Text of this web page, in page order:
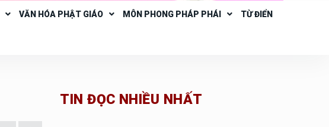
VĂN HÓA PHẬT GIÁO MÔN PHONG PHÁP PHÁI TỪ ĐIỂN
TIN ĐỌC NHIỀU NHẤT